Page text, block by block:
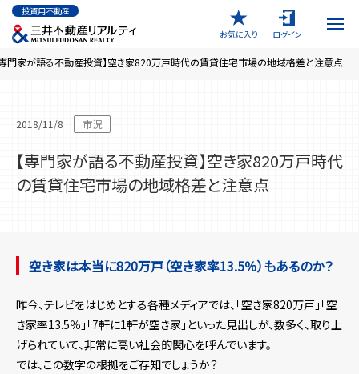
テ
投資用不動産
お気に入り
ログイン
門家が語る不動産投資】空き家820万戸時代の賃貸住宅市場の地域格差と注意点
2018/11/8 市況
【専門家が語る不動産投資】空き家820万戸時代
の賃貸住宅市場の地域格差と注意点
空き家は本当に820万戸（空き家率13.5％）もあるのか？
昨今、テレビをはじめとする各種メディアでは、「空き家820万戸」「空
き家率13.5％」「7軒に1軒が空き家」といった見出しが、数多く、取り上
げられていて、非常に高い社会的関心を呼んでいます。
では、この数字の根拠をご存知でしょうか？